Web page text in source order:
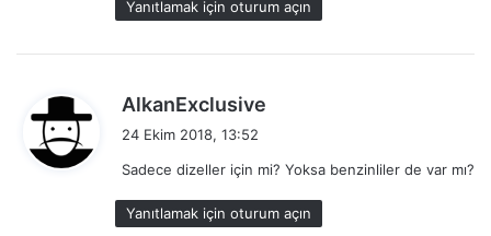
:
Yanıtlamak için oturum açın
AlkanExclusive
i
k
i
24 Ekim 2018, 13:52
Sadece dizeller için mi? Yoksa benzinliler de var mı?
Yanıtlamak için oturum açın